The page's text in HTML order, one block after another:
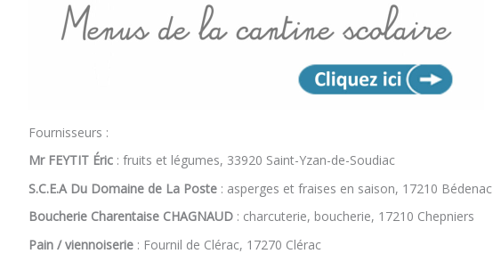
Fournisseurs :
Mr FEYTIT Éric : fruits et légumes, 33920 Saint-Yzan-de-Soudiac
S.C.E.A Du Domaine de La Poste : asperges et fraises en saison, 17210 Bédenac
Boucherie Charentaise CHAGNAUD : charcuterie, boucherie, 17210 Chepniers
Pain / viennoiserie : Fournil de Clérac, 17270 Clérac